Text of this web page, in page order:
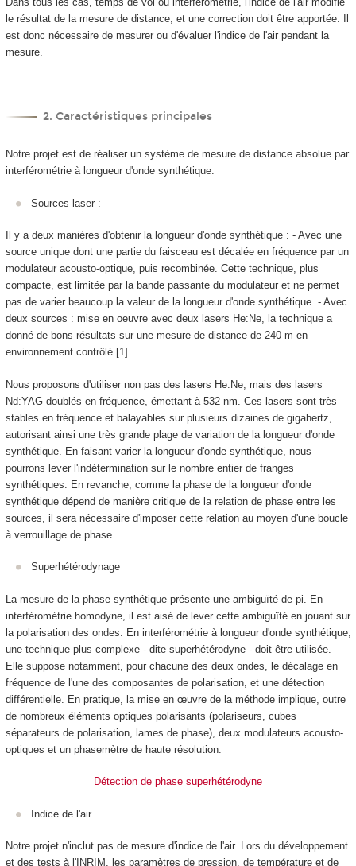
le résultat de la mesure de distance, et une correction doit être apportée. Il
est donc nécessaire de mesurer ou d'évaluer l'indice de l'air pendant la
mesure.
2. Caractéristiques principales
Notre projet est de réaliser un système de mesure de distance absolue par
interférométrie à longueur d'onde synthétique.
Sources laser :
Il y a deux manières d'obtenir la longueur d'onde synthétique : - Avec une
source unique dont une partie du faisceau est décalée en fréquence par un
modulateur acousto-optique, puis recombinée. Cette technique, plus
compacte, est limitée par la bande passante du modulateur et ne permet
pas de varier beaucoup la valeur de la longueur d'onde synthétique. - Avec
deux sources : mise en oeuvre avec deux lasers He:Ne, la technique a
donné de bons résultats sur une mesure de distance de 240 m en
environnement contrôlé [1].
Nous proposons d'utiliser non pas des lasers He:Ne, mais des lasers
Nd:YAG doublés en fréquence, émettant à 532 nm. Ces lasers sont très
stables en fréquence et balayables sur plusieurs dizaines de gigahertz,
autorisant ainsi une très grande plage de variation de la longueur d'onde
synthétique. En faisant varier la longueur d'onde synthétique, nous
pourrons lever l'indétermination sur le nombre entier de franges
synthétiques. En revanche, comme la phase de la longueur d'onde
synthétique dépend de manière critique de la relation de phase entre les
sources, il sera nécessaire d'imposer cette relation au moyen d'une boucle
à verrouillage de phase.
Superhétérodynage
La mesure de la phase synthétique présente une ambiguïté de pi. En
interférométrie homodyne, il est aisé de lever cette ambiguïté en jouant sur
la polarisation des ondes. En interférométrie à longueur d'onde synthétique,
une technique plus complexe - dite superhétérodyne - doit être utilisée.
Elle suppose notamment, pour chacune des deux ondes, le décalage en
fréquence de l'une des composantes de polarisation, et une détection
différentielle. En pratique, la mise en œuvre de la méthode implique, outre
de nombreux éléments optiques polarisants (polariseurs, cubes
séparateurs de polarisation, lames de phase), deux modulateurs acousto-
optiques et un phasemètre de haute résolution.
Détection de phase superhétérodyne
Indice de l'air
Notre projet n'inclut pas de mesure d'indice de l'air. Lors du développement
et des tests à l'INRIM, les paramètres de pression, de température et de